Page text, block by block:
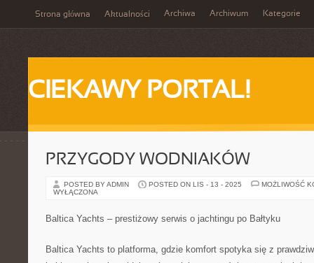
Strona główna Aktualności Archiwa Archiwum Kategorie
CIEKAWY PORTAL!
PRZYGODY WODNIAKÓW
POSTED BY ADMIN POSTED ON LIS - 13 - 2025
MOŻLIWOŚĆ
WYŁĄCZONA
Baltica Yachts – prestiżowy serwis o jachtingu po Bałtyku
Baltica Yachts to platforma, gdzie komfort spotyka się z